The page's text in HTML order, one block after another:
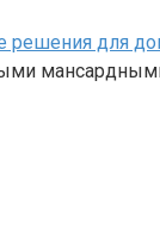
решения для